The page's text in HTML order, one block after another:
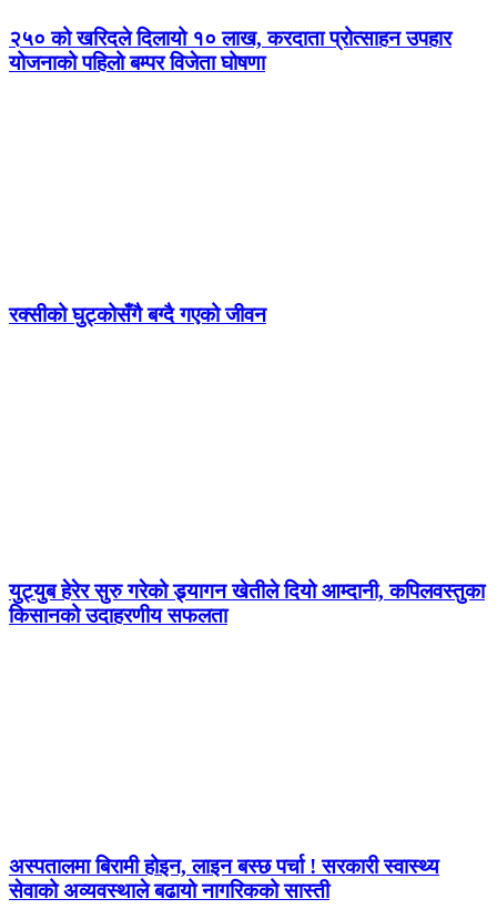
२५० को खरिदले दिलायो १० लाख, करदाता प्रोत्साहन उपहार
योजनाको पहिलो बम्पर विजेता घोषणा
रक्सीको घुट्कोसँगै बग्दै गएको जीवन
युट्युब हेरेर सुरु गरेको ड्र्यागन खेतीले दियो आम्दानी, कपिलवस्तुका
किसानको उदाहरणीय सफलता
अस्पतालमा बिरामी होइन, लाइन बस्छ पर्चा ! सरकारी स्वास्थ्य
सेवाको अव्यवस्थाले बढायो नागरिकको सास्ती